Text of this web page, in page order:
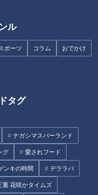
ル
ポーツ コラム おでかけ
タグ
ナガシマスパーランド
グ 愛されフード
ンキの時間 デララバ
重 花咲かタイムズ
・ドラゴンズ入門！」
予約で満席！秘境のそば店
そば＆ケーキみたいなかき